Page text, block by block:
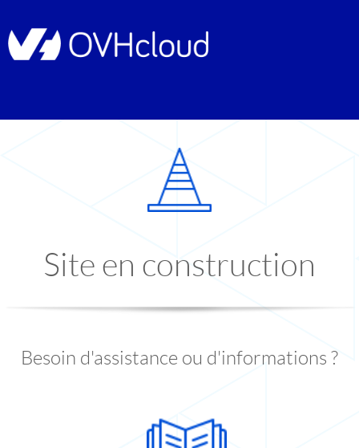
Site en construction
Besoin d'assistance ou d'informations ?